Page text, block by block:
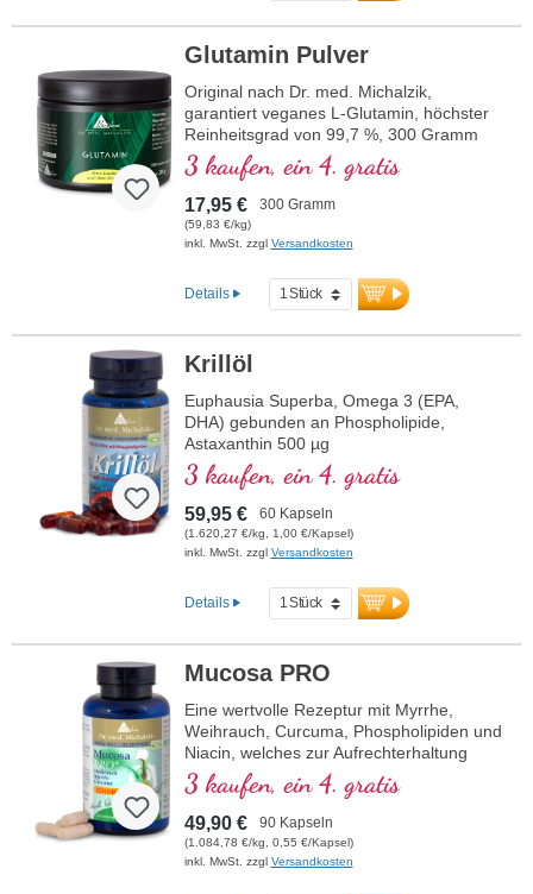
Vitalstofferfahrung. Entwickelt durch ein
Team aus Ärzten und Heilpraktikern.
Glutamin Pulver
Original nach Dr. med. Michalzik,
garantiert veganes L-Glutamin, höchster
Reinheitsgrad von 99,7 %, 300 Gramm
Pulver aus Maisfermentation, besonders
gut bioverfügbar, frei von Gentechnik,
glutenfrei, vegan, keine Zusatzstoffe.
Entwickelt durch ein Ärzteteam unter der
Leitung von Dr. med. Alexander Michalzik,
3 kaufen, ein 4. gratis
17,95 € 300 Gramm
(59,83 €/kg)
inkl. MwSt. zzgl Versandkosten
Details
Krillöl
Euphausia Superba, Omega 3 (EPA,
DHA) gebunden an Phospholipide,
Astaxanthin 500 µg
3 kaufen, ein 4. gratis
59,95 € 60 Kapseln
(1.620,27 €/kg, 1,00 €/Kapsel)
inkl. MwSt. zzgl Versandkosten
Details
Mucosa PRO
Eine wertvolle Rezeptur mit Myrrhe,
Weihrauch, Curcuma, Phospholipiden und
Niacin, welches zur Aufrechterhaltung
normaler Schleimhäute beiträgt.
3 kaufen, ein 4. gratis
49,90 € 90 Kapseln
(1.084,78 €/kg, 0,55 €/Kapsel)
inkl. MwSt. zzgl Versandkosten